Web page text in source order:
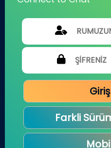
Farkli